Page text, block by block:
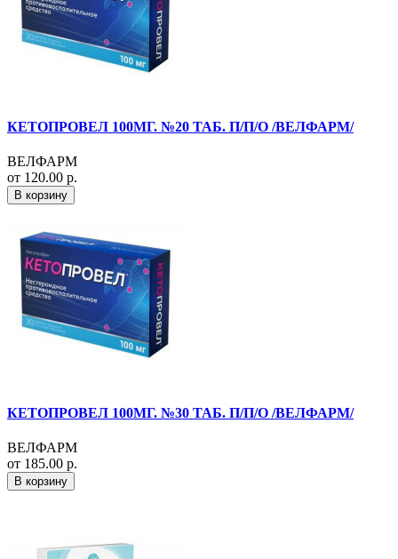
КЕТОПРОВЕЛ 100МГ. №20 ТАБ. П/П/О /ВЕЛФАРМ/
ВЕЛФАРМ
от 120.00 р.
В корзину
КЕТОПРОВЕЛ 100МГ. №30 ТАБ. П/П/О /ВЕЛФАРМ/
ВЕЛФАРМ
от 185.00 р.
В корзину